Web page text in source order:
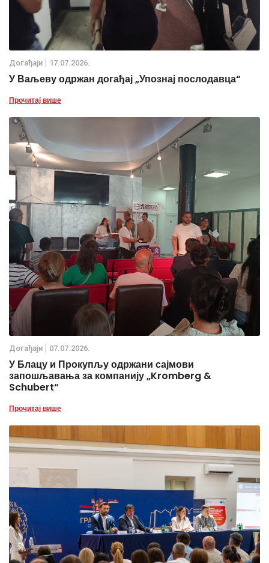
Дoгађаjи 17.07.2026.
У Ваљеву одржан догађај „Упознај послодавца“
Прочитај више
Дoгађаjи 07.07.2026.
У Блацу и Прокупљу одржани сајмови
запошљавања за компанију „Kromberg &
Schubert“
Прочитај више